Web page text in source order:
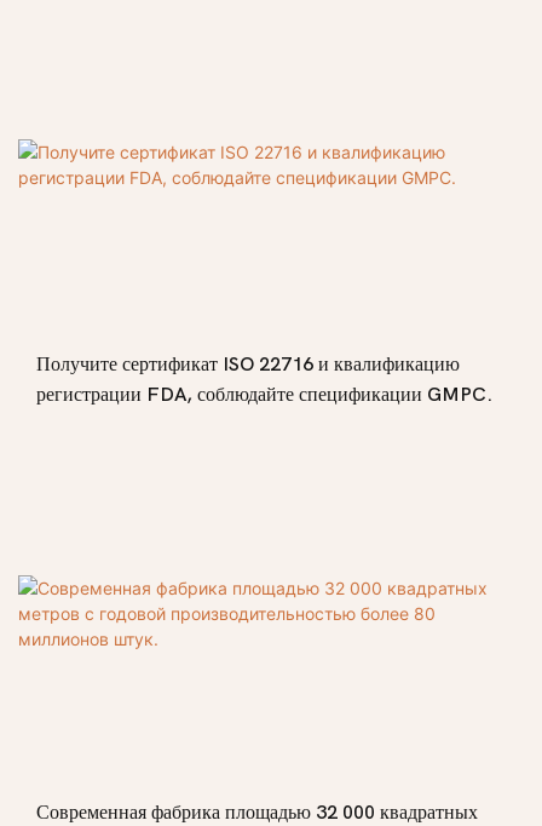
Получите сертификат ISO 22716 и квалификацию
регистрации FDA, соблюдайте спецификации GMPC.
Современная фабрика площадью 32 000 квадратных